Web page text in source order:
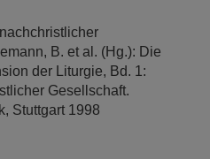
B. et al. (Hg.): Die
der Liturgie, Bd. 1:
Gesellschaft.
Stuttgart 1998